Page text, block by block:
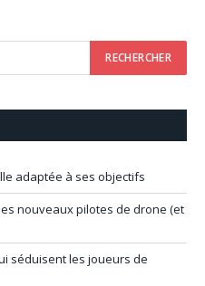
adaptée à ses objectifs
nouveaux pilotes de drone (et
séduisent les joueurs de